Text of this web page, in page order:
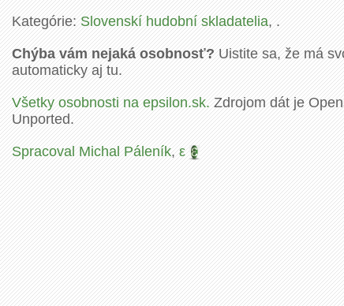
Kategórie:Slovenskí hudobní skladatelia, .
Chýba vám nejaká osobnosť?Uistite sa, že má
automaticky aj tu.
Všetky osobnosti na epsilon.sk.Zdrojom dát je
Unported.
Spracoval Michal Páleník,ε